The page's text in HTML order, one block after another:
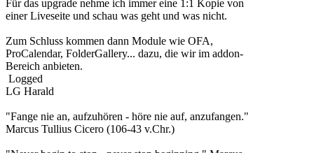
Für das upgrade nehme ich immer eine 1:1 Kopie von
einer Liveseite und schau was geht und was nicht.
Zum Schluss kommen dann Module wie OFA,
ProCalendar, FolderGallery... dazu, die wir im addon-
Bereich anbieten.
Logged
LG Harald
"Fange nie an, aufzuhören - höre nie auf, anzufangen."
Marcus Tullius Cicero (106-43 v.Chr.)